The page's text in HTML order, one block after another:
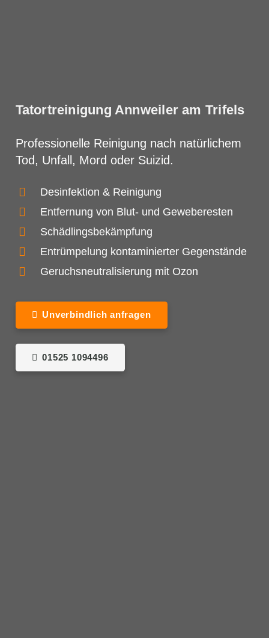
Tatortreinigung Annweiler am Trifels
Professionelle Reinigung nach natürlichem
Tod, Unfall, Mord oder Suizid.
Desinfektion & Reinigung
Entfernung von Blut- und Geweberesten
Schädlingsbekämpfung
Entrümpelung kontaminierter Gegenstände
Geruchsneutralisierung mit Ozon
Unverbindlich anfragen
01525 1094496